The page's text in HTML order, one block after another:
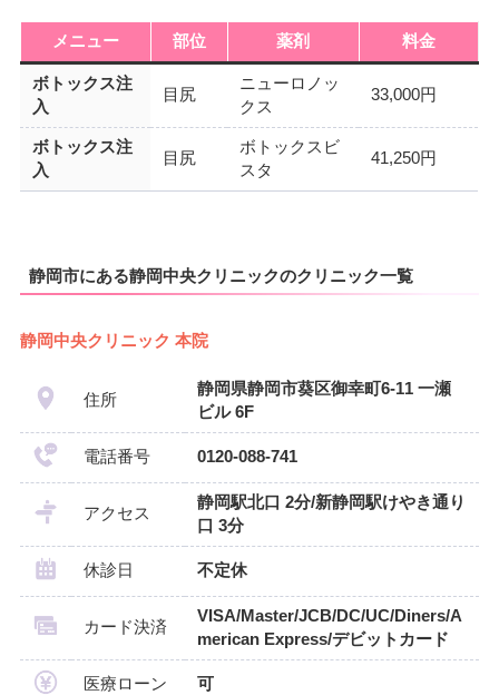
メニュー 部位 薬剤 料金
ボトックス注
入
目尻
ニューロノッ
クス
33,000円
ボトックス注
入
目尻
ボトックスビ
スタ
41,250円
静岡市にある静岡中央クリニックのクリニック一覧
静岡中央クリニック 本院
住所
静岡県静岡市葵区御幸町6-11 一瀬
ビル 6F
電話番号 0120-088-741
アクセス
静岡駅北口 2分/新静岡駅けやき通り
口 3分
休診日 不定休
カード決済
VISA/Master/JCB/DC/UC/Diners/A
merican Express/デビットカード
医療ローン 可